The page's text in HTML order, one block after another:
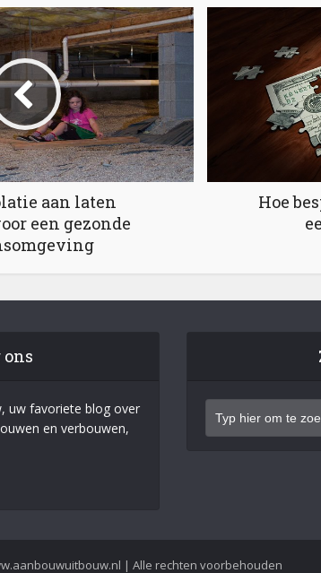
aan laten
een gezonde
Hoe
ons
uw favoriete blog over
en verbouwen,
| Alle rechten voorbehouden